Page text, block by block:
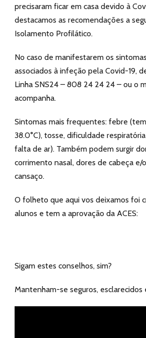
precisaram ficar em casa devido à
destacamos as recomendações a
Isolamento Profilático.
No caso de manifestarem os
associados à infeção pela Covid-19,
Linha SNS24 – 808 24 24 24 – ou o
acompanha.
Sintomas mais frequentes: febre
38.0°C), tosse, dificuldade
falta de ar). Também podem surgir
corrimento nasal, dores de cabeça e/
cansaço.
O folheto que aqui vos deixamos foi
alunos e tem a aprovação da ACES:
Sigam estes conselhos, sim?
Mantenham-se seguros, esclarecidos